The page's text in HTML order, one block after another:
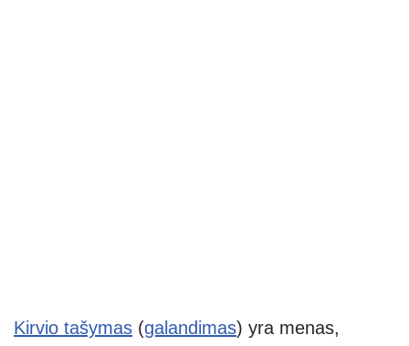
Kirvio tašymas (galandimas) yra menas,